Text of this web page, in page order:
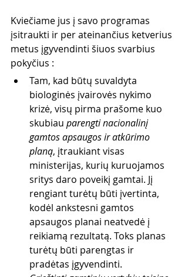
Kviečiame jus į savo programas
įsitraukti ir per ateinančius ketverius
metus įgyvendinti šiuos svarbius
pokyčius :
Tam, kad būtų suvaldyta
biologinės įvairovės nykimo
krizė, visų pirma prašome kuo
skubiau parengti nacionalinį
gamtos apsaugos ir atkūrimo
planą, įtraukiant visas
ministerijas, kurių kuruojamos
sritys daro poveikį gamtai. Jį
rengiant turėtų būti įvertinta,
kodėl ankstesni gamtos
apsaugos planai neatvedė į
reikiamą rezultatą. Toks planas
turėtų būti parengtas ir
pradėtas įgyvendinti.